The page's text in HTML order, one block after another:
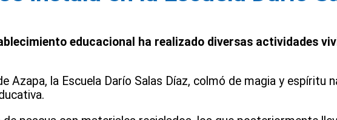
educacional ha realizado diversas actividades
Azapa, la Escuela Darío Salas Díaz, colmó de magia y espíritu